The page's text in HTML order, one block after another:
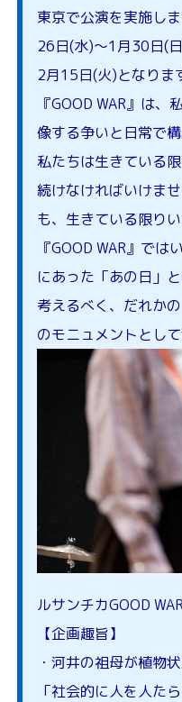
東京で公演を実施し
26日(水)～1月30日(
2月15日(火)となりま
『GOOD WAR』は
像する争いと日常で構
私たちは生きている
続けなければいけま
も、生きている限り
『GOOD WAR』で
にあった「あの日」
考えるべく、だれか
のモニュメントとし
ルサンチカGOOD
【企画趣旨】
・河井の祖母が植物
「社会的に人を人た